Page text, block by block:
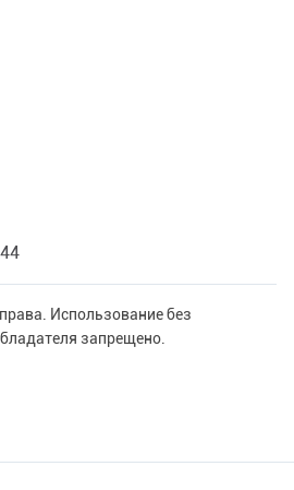
Использование без
запрещено.